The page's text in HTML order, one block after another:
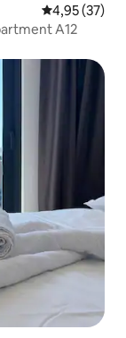
Średnia
4,95 (37)
A12